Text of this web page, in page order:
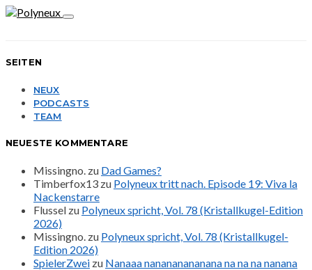
SEITEN
NEUX
PODCASTS
TEAM
NEUESTE KOMMENTARE
Missingno. zu Dad Games?
Timberfox13 zu Polyneux tritt nach. Episode 19: Viva la
Nackenstarre
Flussel zu Polyneux spricht, Vol. 78 (Kristallkugel-Edition
2026)
Missingno. zu Polyneux spricht, Vol. 78 (Kristallkugel-
Edition 2026)
SpielerZwei zu Nanaaa nanananananana na na na nanana